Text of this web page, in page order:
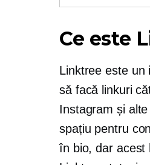
Ce este
Linktree este un
să facă linkuri
Instagram și
spațiu pentru
în bio, dar acest